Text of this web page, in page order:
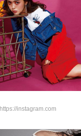
https://instagram.com